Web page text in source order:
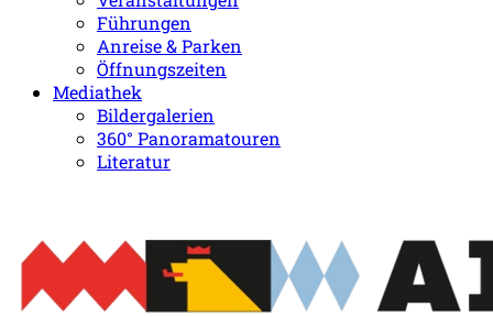
Führungen
Anreise & Parken
Öffnungszeiten
Mediathek
Bildergalerien
360° Panoramatouren
Literatur